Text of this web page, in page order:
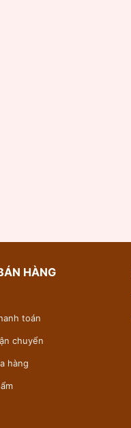
HÀNG
toán
chuyển
hàng